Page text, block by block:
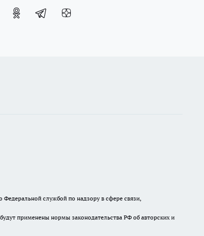
службой по надзору в сфере связи,
применены нормы законодательства РФ об авторских и